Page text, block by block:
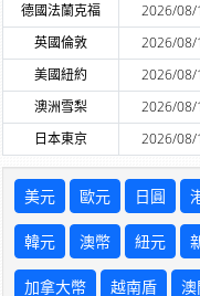
德國法蘭克福 2026/08/
英國倫敦
2026/08/
美國紐約
2026/08/
澳洲雪梨
2026/08/
日本東京
2026/08/
美元 歐元 日圓
韓元 澳幣 紐元
加拿大幣 越南盾